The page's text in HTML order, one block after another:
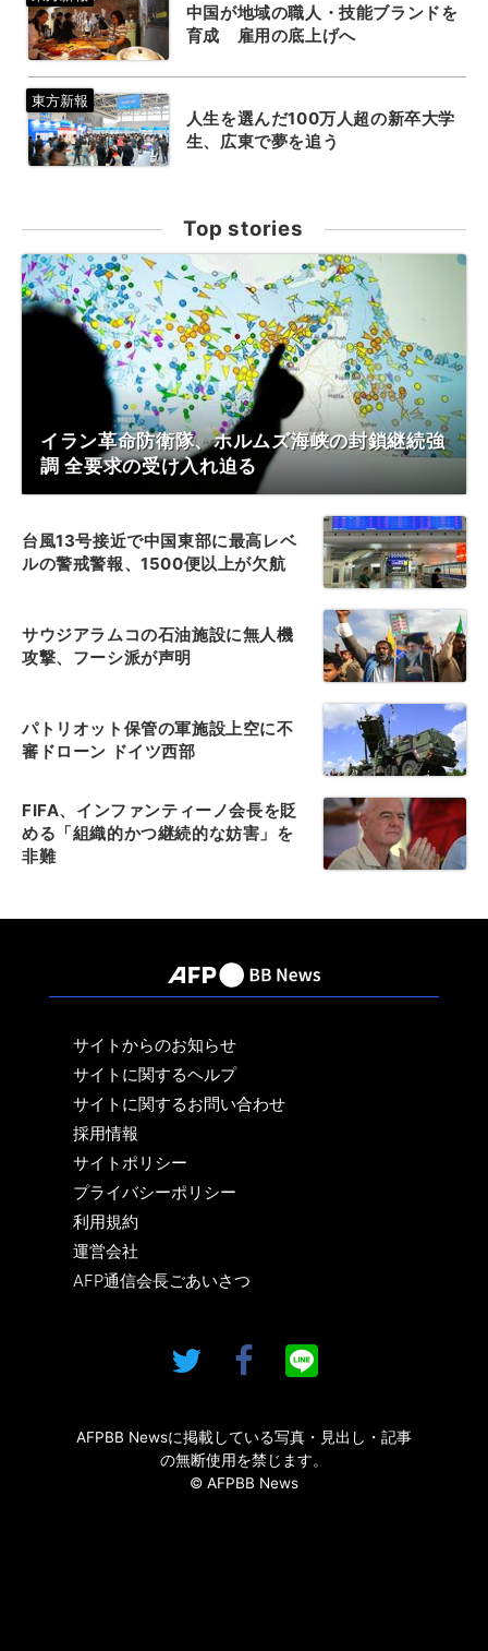
中国が地域の職人・技能ブランドを
育成 雇用の底上げへ
人生を選んだ100万人超の新卒大学
生、広東で夢を追う
Top stories
イラン革命防衛隊、ホルムズ海峡の封鎖継続強
調 全要求の受け入れ迫る
台風13号接近で中国東部に最高レベ
ルの警戒警報、1500便以上が欠航
サウジアラムコの石油施設に無人機
攻撃、フーシ派が声明
パトリオット保管の軍施設上空に不
審ドローン ドイツ西部
FIFA、インファンティーノ会長を貶
める「組織的かつ継続的な妨害」を
非難
サイトからのお知らせ
サイトに関するヘルプ
サイトに関するお問い合わせ
採用情報
サイトポリシー
プライバシーポリシー
利用規約
運営会社
AFP通信会長ごあいさつ
AFPBB Newsに掲載している写真・見出し・記事
の無断使用を禁じます。
© AFPBB News